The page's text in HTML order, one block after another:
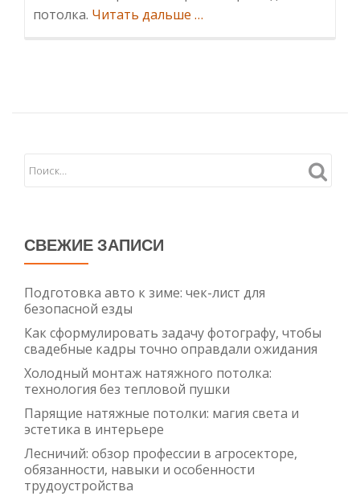
потолка. Читать дальше ИнформацияНатяжные
ваш
лучше
…
СВЕЖИЕ ЗАПИСИ
Подготовка авто к зиме: чек-лист для
безопасной езды
Как сформулировать задачу фотографу, чтобы
свадебные кадры точно оправдали ожидания
Холодный монтаж натяжного потолка:
технология без тепловой пушки
Парящие натяжные потолки: магия света и
эстетика в интерьере
Лесничий: обзор профессии в агросекторе,
обязанности, навыки и особенности
трудоустройства